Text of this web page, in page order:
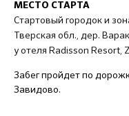
МЕСТО СТАРТА
Стартовый городок и
Тверская обл., дер.
у отеля Radisson Resort,
Забег пройдет по
Завидово.